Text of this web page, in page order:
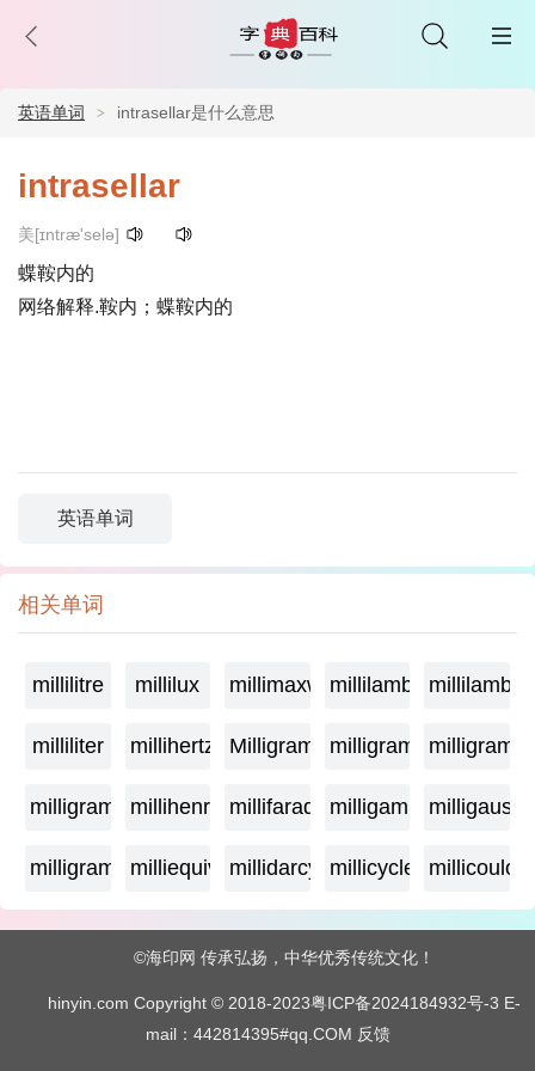
英语单词 intrasellar是什么意思
intrasellar
美[ɪntræ'selə]
蝶鞍内的
网络解释.鞍内；蝶鞍内的
英语单词
相关单词
millilitre millilux millimaxwellmillilambda
milliliter millihertz Milligramagemilligrame
milligrammemillihenry millifarad milligammamilligauss
milligram milliequivalentmillidarcy millicycle
©海印网 传承弘扬，中华优秀传统文化！
hinyin.com Copyright © 2018-2023粤ICP备2024184932号-3 E-
mail：442814395#qq.COM 反馈